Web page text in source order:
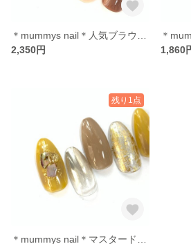
2,350円
1,860
残り1点